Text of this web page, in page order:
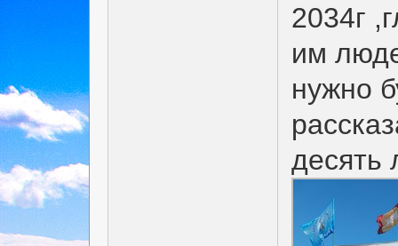
2034г
им
нужно
десять